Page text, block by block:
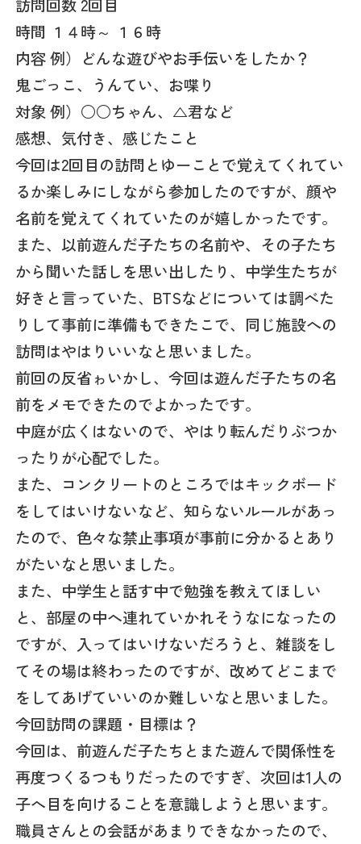
訪問回数 2回目
時間 １４時～ １６時
内容 例）どんな遊びやお手伝いをしたか？
鬼ごっこ、うんてい、お喋り
対象 例）○○ちゃん、△君など
感想、気付き、感じたこと
今回は2回目の訪問とゆーことで覚えてくれてい
るか楽しみにしながら参加したのですが、顔や
名前を覚えてくれていたのが嬉しかったです。
また、以前遊んだ子たちの名前や、その子たち
から聞いた話しを思い出したり、中学生たちが
好きと言っていた、BTSなどについては調べた
りして事前に準備もできたこで、同じ施設への
訪問はやはりいいなと思いました。
前回の反省ゎいかし、今回は遊んだ子たちの名
前をメモできたのでよかったです。
中庭が広くはないので、やはり転んだりぶつか
ったりが心配でした。
また、コンクリートのところではキックボード
をしてはいけないなど、知らないルールがあっ
たので、色々な禁止事項が事前に分かるとあり
がたいなと思いました。
また、中学生と話す中で勉強を教えてほしい
と、部屋の中へ連れていかれそうなになったの
ですが、入ってはいけないだろうと、雑談をし
てその場は終わったのですが、改めてどこまで
をしてあげていいのか難しいなと思いました。
今回訪問の課題・目標は？
今回は、前遊んだ子たちとまた遊んで関係性を
再度つくるつもりだったのですぎ、次回は1人の
子へ目を向けることを意識しようと思います。
職員さんとの会話があまりできなかったので、